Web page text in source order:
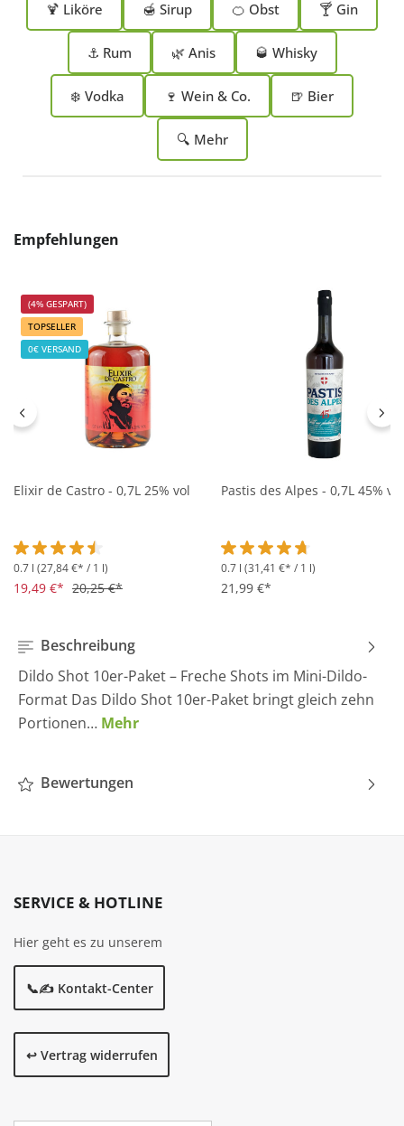
🍹 Liköre 🍯 Sirup 🍊 Obst 🍸 Gin
⚓ Rum 🌿 Anis 🥃 Whisky
❄️ Vodka 🍷 Wein & Co. 🍺 Bier
🔍 Mehr
Produktgalerie überspringen
Empfehlungen
(4% GESPART)
TOPSELLER
0€ VERSAND
Elixir de Castro - 0,7L 25% vol
Durchschnittliche Bewertung von 4.5 von 5 Sternen
0.7 l (27,84 €* / 1 l)
19,49 €* 20,25 €*
Pastis des Alpes - 0,7L 45% vol
Durchschnittliche
0.7 l (31,41 €* / 1 l)
21,99 €*
Beschreibung
Dildo Shot 10er-Paket – Freche Shots im Mini-Dildo-
Format Das Dildo Shot 10er-Paket bringt gleich zehn
Portionen… Mehr
Bewertungen
SERVICE & HOTLINE
Hier geht es zu unserem
📞✍️ Kontakt-Center
↩️ Vertrag widerrufen